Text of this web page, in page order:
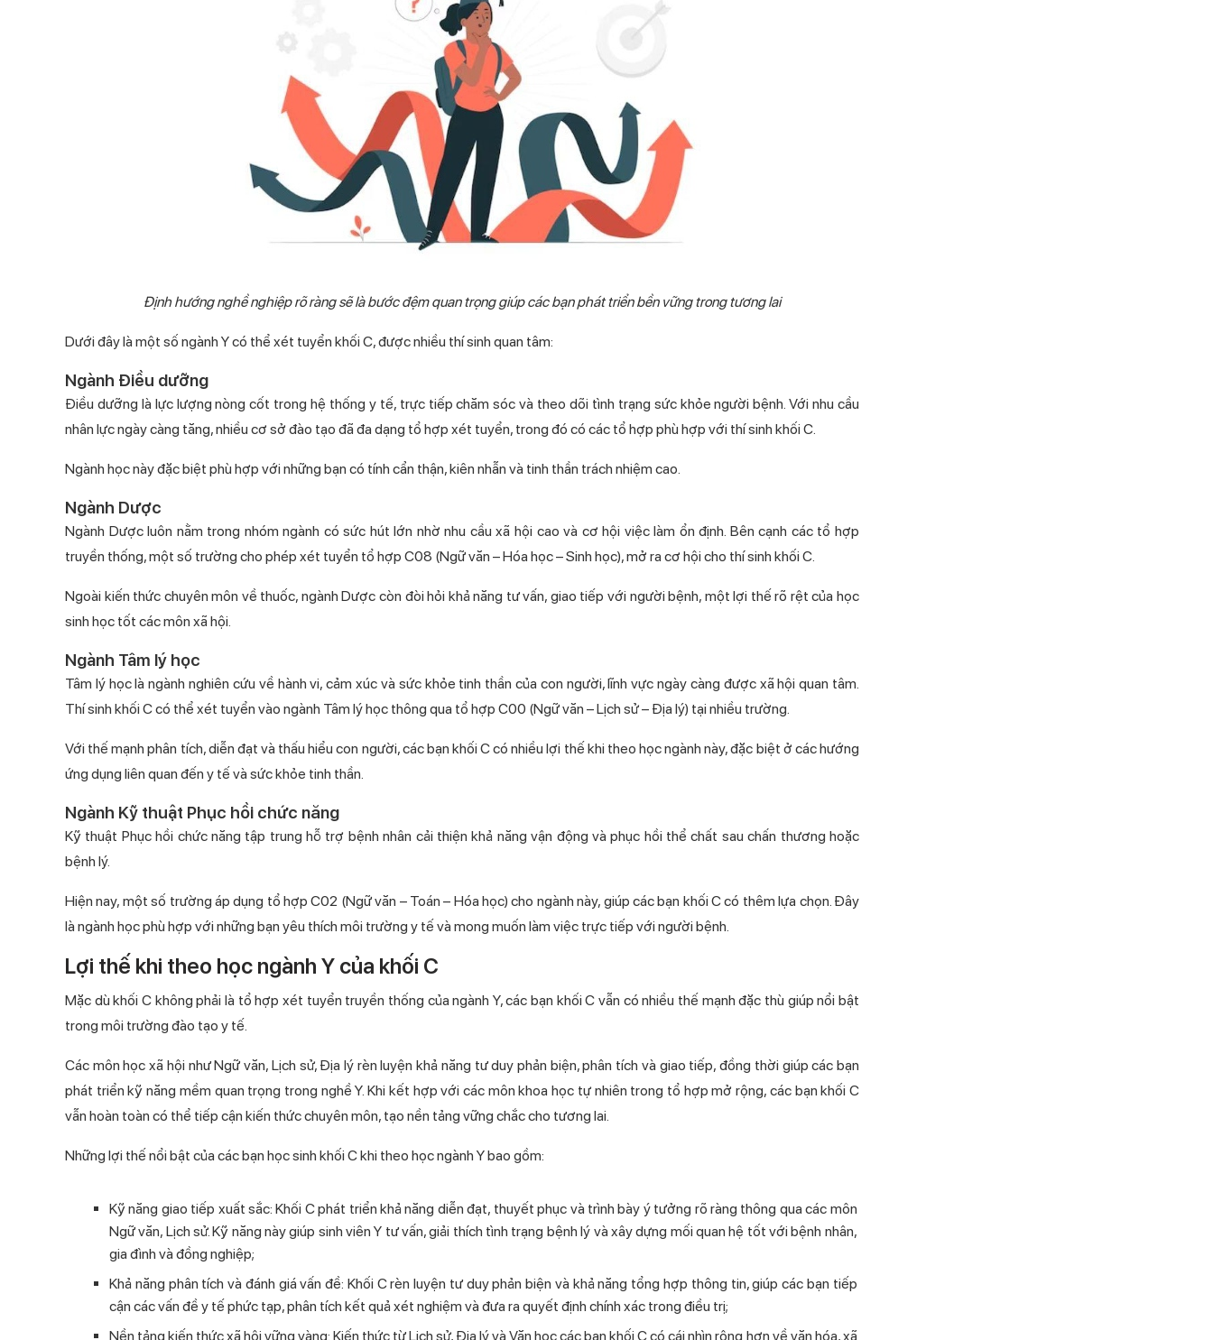
Định hướng nghề nghiệp rõ ràng sẽ là bước đệm quan trọng giúp các bạn phát triển bền vững trong tương lai
Dưới đây là một số ngành Y có thể xét tuyển khối C, được nhiều thí sinh quan tâm:
Ngành Điều dưỡng
Điều dưỡng là lực lượng nòng cốt trong hệ thống y tế, trực tiếp chăm sóc và theo dõi tình trạng sức khỏe người bệnh. Với nhu cầu
nhân lực ngày càng tăng, nhiều cơ sở đào tạo đã đa dạng tổ hợp xét tuyển, trong đó có các tổ hợp phù hợp với thí sinh khối C.
Ngành học này đặc biệt phù hợp với những bạn có tính cẩn thận, kiên nhẫn và tinh thần trách nhiệm cao.
Ngành Dược
Ngành Dược luôn nằm trong nhóm ngành có sức hút lớn nhờ nhu cầu xã hội cao và cơ hội việc làm ổn định. Bên cạnh các tổ hợp
truyền thống, một số trường cho phép xét tuyển tổ hợp C08 (Ngữ văn – Hóa học – Sinh học), mở ra cơ hội cho thí sinh khối C.
Ngoài kiến thức chuyên môn về thuốc, ngành Dược còn đòi hỏi khả năng tư vấn, giao tiếp với người bệnh, một lợi thế rõ rệt của học
sinh học tốt các môn xã hội.
Ngành Tâm lý học
Tâm lý học là ngành nghiên cứu về hành vi, cảm xúc và sức khỏe tinh thần của con người, lĩnh vực ngày càng được xã hội quan tâm.
Thí sinh khối C có thể xét tuyển vào ngành Tâm lý học thông qua tổ hợp C00 (Ngữ văn – Lịch sử – Địa lý) tại nhiều trường.
Với thế mạnh phân tích, diễn đạt và thấu hiểu con người, các bạn khối C có nhiều lợi thế khi theo học ngành này, đặc biệt ở các hướng
ứng dụng liên quan đến y tế và sức khỏe tinh thần.
Ngành Kỹ thuật Phục hồi chức năng
Kỹ thuật Phục hồi chức năng tập trung hỗ trợ bệnh nhân cải thiện khả năng vận động và phục hồi thể chất sau chấn thương hoặc
bệnh lý.
Hiện nay, một số trường áp dụng tổ hợp C02 (Ngữ văn – Toán – Hóa học) cho ngành này, giúp các bạn khối C có thêm lựa chọn. Đây
là ngành học phù hợp với những bạn yêu thích môi trường y tế và mong muốn làm việc trực tiếp với người bệnh.
Lợi thế khi theo học ngành Y của khối C
Mặc dù khối C không phải là tổ hợp xét tuyển truyền thống của ngành Y, các bạn khối C vẫn có nhiều thế mạnh đặc thù giúp nổi bật
trong môi trường đào tạo y tế.
Các môn học xã hội như Ngữ văn, Lịch sử, Địa lý rèn luyện khả năng tư duy phản biện, phân tích và giao tiếp, đồng thời giúp các bạn
phát triển kỹ năng mềm quan trọng trong nghề Y. Khi kết hợp với các môn khoa học tự nhiên trong tổ hợp mở rộng, các bạn khối C
vẫn hoàn toàn có thể tiếp cận kiến thức chuyên môn, tạo nền tảng vững chắc cho tương lai.
Những lợi thế nổi bật của các bạn học sinh khối C khi theo học ngành Y bao gồm:
Kỹ năng giao tiếp xuất sắc: Khối C phát triển khả năng diễn đạt, thuyết phục và trình bày ý tưởng rõ ràng thông qua các môn
Ngữ văn, Lịch sử. Kỹ năng này giúp sinh viên Y tư vấn, giải thích tình trạng bệnh lý và xây dựng mối quan hệ tốt với bệnh nhân,
gia đình và đồng nghiệp;
Khả năng phân tích và đánh giá vấn đề: Khối C rèn luyện tư duy phản biện và khả năng tổng hợp thông tin, giúp các bạn tiếp
cận các vấn đề y tế phức tạp, phân tích kết quả xét nghiệm và đưa ra quyết định chính xác trong điều trị;
Nền tảng kiến thức xã hội vững vàng: Kiến thức từ Lịch sử, Địa lý và Văn học các bạn khối C có cái nhìn rộng hơn về văn hóa, xã